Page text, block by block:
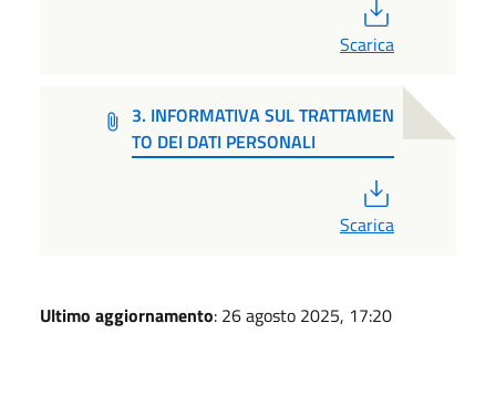
Scarica
3. INFORMATIVA SUL TRATTAMEN
TO DEI DATI PERSONALI
Scarica
Ultimo aggiornamento: 26 agosto 2025, 17:20